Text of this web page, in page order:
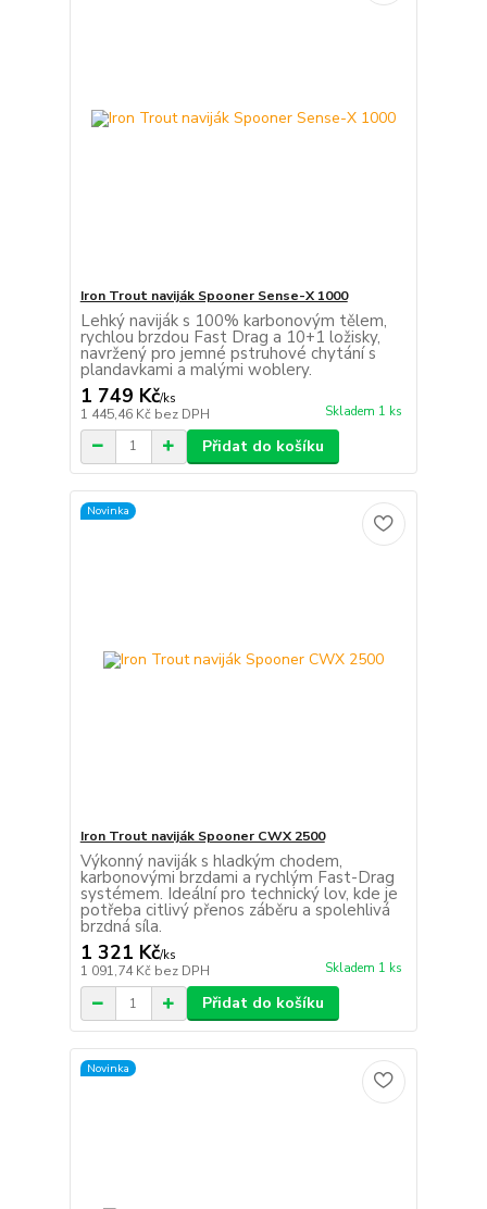
Iron Trout naviják Spooner Sense-X 1000
Lehký naviják s 100% karbonovým tělem,
rychlou brzdou Fast Drag a 10+1 ložisky,
navržený pro jemné pstruhové chytání s
plandavkami a malými woblery.
1 749 Kč/ks
1 445,46 Kč bez DPH Skladem 1 ks
Přidat do košíku
Novinka
Iron Trout naviják Spooner CWX 2500
Výkonný naviják s hladkým chodem,
karbonovými brzdami a rychlým Fast-Drag
systémem. Ideální pro technický lov, kde je
potřeba citlivý přenos záběru a spolehlivá
brzdná síla.
1 321 Kč/ks
1 091,74 Kč bez DPH Skladem 1 ks
Přidat do košíku
Novinka